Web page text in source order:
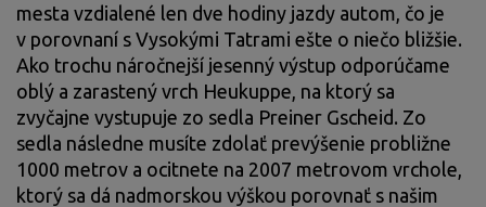
mesta vzdialené len dve hodiny jazdy autom, čo je
v porovnaní s Vysokými Tatrami ešte o niečo bližšie.
Ako trochu náročnejší jesenný výstup odporúčame
oblý a zarastený vrch Heukuppe, na ktorý sa
zvyčajne vystupuje zo sedla Preiner Gscheid. Zo
sedla následne musíte zdolať prevýšenie probližne
1000 metrov a ocitnete na 2007 metrovom vrchole,
ktorý sa dá nadmorskou výškou porovnať s našim